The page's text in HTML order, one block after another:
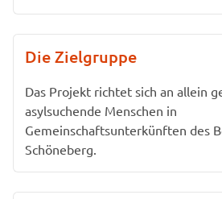
Die Zielgruppe
Das Projekt richtet sich an allein
asylsuchende Menschen in
Gemeinschaftsunterkünften des
Schöneberg.